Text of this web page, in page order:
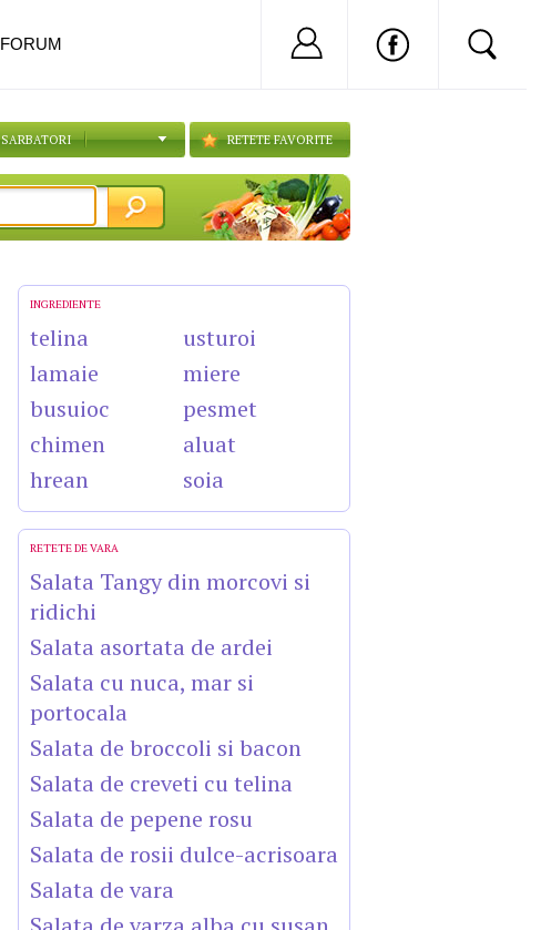
SARBATORI RETETE FAVORITE
INGREDIENTE
telina
lamaie
busuioc
chimen
hrean
usturoi
miere
pesmet
aluat
soia
RETETE DE VARA
Salata Tangy din morcovi si
ridichi
Salata asortata de ardei
Salata cu nuca, mar si
portocala
Salata de broccoli si bacon
Salata de creveti cu telina
Salata de pepene rosu
Salata de rosii dulce-acrisoara
Salata de vara
FORUM Nu ai cont?